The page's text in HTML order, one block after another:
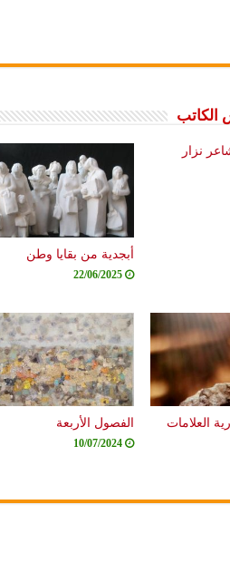
الكاتب
نزار
أبجدية من بقايا وطن
22/06/2025
العلامات
الفصول الأربعة
10/07/2024